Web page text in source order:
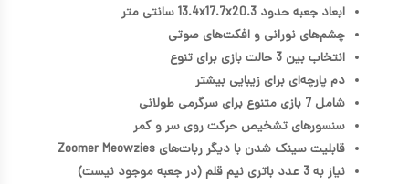
اسباب بازی لوازم خانگی
اتاق کودک
ابعاد جعبه حدود 13.4x17.7x20.3 سانتی متر
چشم‌های نورانی و افکت‌های صوتی
انتخاب بین 3 حالت بازی برای تنوع
دم پارچه‌ای برای زیبایی بیشتر
شامل 7 بازی متنوع برای سرگرمی طولانی
سنسورهای تشخیص حرکت روی سر و کمر
قابلیت سینک شدن با دیگر ربات‌های Zoomer Meowzies
نیاز به 3 عدد باتری نیم قلم (در جعبه موجود نیست)